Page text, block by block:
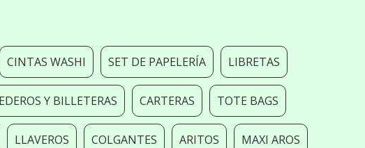
CINTAS WASHI SET DE PAPELERÍA LIBRETAS
Y BILLETERAS CARTERAS TOTE BAGS
LLAVEROS COLGANTES ARITOS MAXI AROS